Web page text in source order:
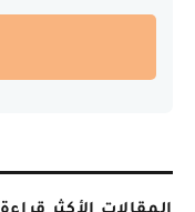
المقالات الأكثر قراءة